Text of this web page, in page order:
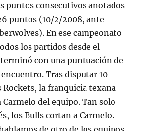
puntos consecutivos anotados
puntos (10/2/2008, ante
En ese campeonato
los partidos desde el
con una puntuación de
Tras disputar 10
Rockets, la franquicia texana
Carmelo del equipo. Tan solo
los Bulls cortan a Carmelo.
de otro de los equipos